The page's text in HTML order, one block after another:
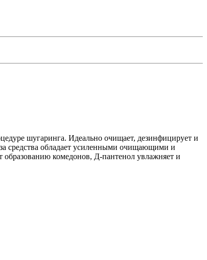
шугаринга. Идеально очищает, дезинфицирует и
средства обладает усиленными очищающими и
образованию комедонов, Д-пантенол увлажняет и